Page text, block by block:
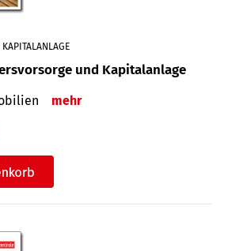
KAPITALANLAGE
und Kapitalanlage
mehr